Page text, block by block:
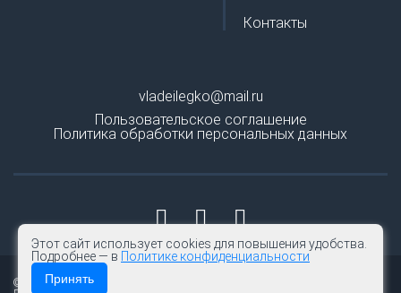
Контакты
vladeilegko@mail.ru
Пользовательское соглашение
Политика обработки персональных данных
© 2026 | Владей легко
Этот сайт использует cookies для повышения удобства.
Подробнее — в Политике конфиденциальности
Принять